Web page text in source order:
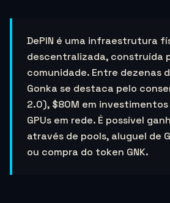
DePIN é uma infraestrutura
descentralizada, construída
comunidade. Entre dezenas
Gonka se destaca pelo
2.0), $80M em
GPUs em rede. É possível
através de pools, aluguel de
ou compra do token GNK.